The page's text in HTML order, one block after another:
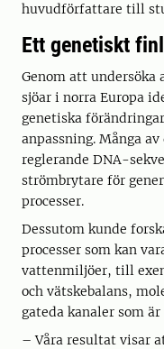
huvudförfattare till
Ett genetiskt
Genom att undersöka
sjöar i norra Europa
genetiska
anpassning. Många
reglerande DNA-
strömbrytare för
processer.
Dessutom kunde
processer som kan
vattenmiljöer, till
och vätskebalans,
gateda kanaler som
– Våra resultat visar